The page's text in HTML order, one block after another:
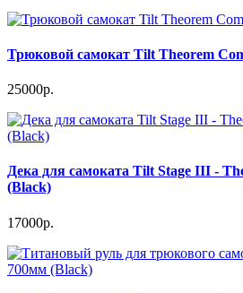
Трюковой самокат Tilt Theorem
25000р.
Дека для самоката Tilt Stage III -
(Black)
17000р.